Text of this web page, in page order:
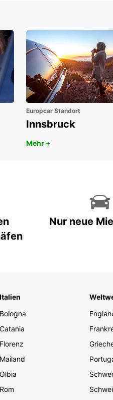
Europcar Standort
Innsbruck
Mehr +
Nur neue
Italien
Bologna
Catania
Florenz
Mailand
Olbia
Rom